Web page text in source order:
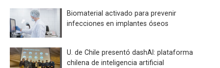
Biomaterial activado para prevenir
infecciones en implantes óseos
U. de Chile presentó dashAI: plataforma
chilena de inteligencia artificial